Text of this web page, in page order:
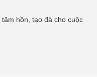
hồn, tạo đà cho cuộc